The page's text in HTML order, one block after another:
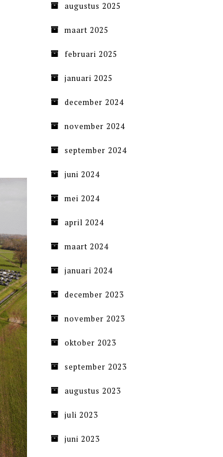
augustus 2025
maart 2025
februari 2025
januari 2025
december 2024
november 2024
september 2024
juni 2024
mei 2024
april 2024
maart 2024
januari 2024
december 2023
november 2023
oktober 2023
september 2023
augustus 2023
juli 2023
juni 2023